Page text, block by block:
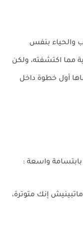
والحياء بنفس
مما اكتشفته، ولكن
أول خطوة داخل
واسعة :
إنك متوترة،